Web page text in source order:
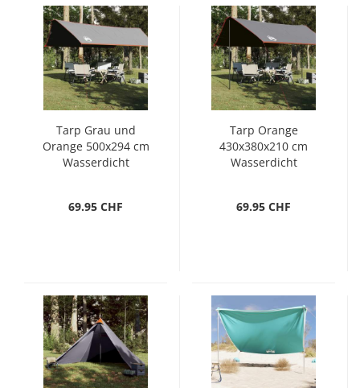
Tarp Grau und
Orange 500x294 cm
Wasserdicht
69.95 CHF
Tarp Orange
430x380x210 cm
Wasserdicht
69.95 CHF